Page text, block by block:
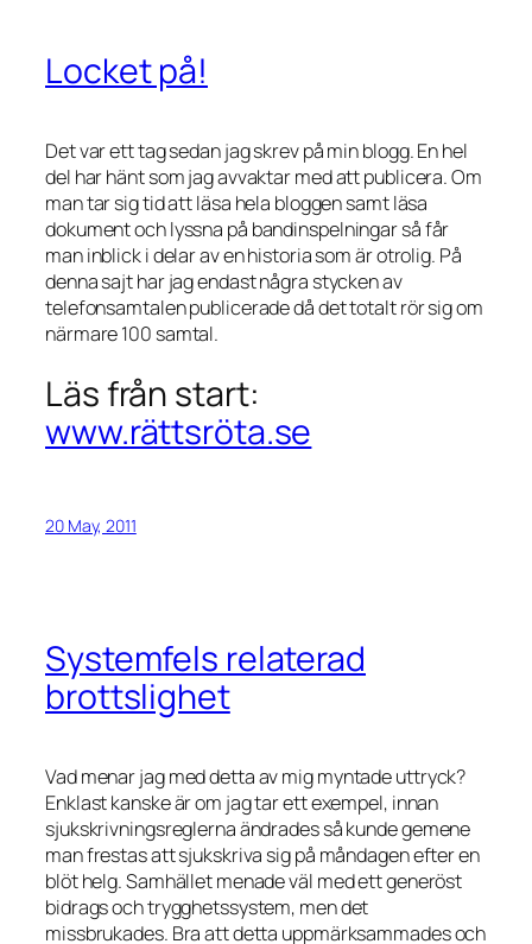
Locket på!
Det var ett tag sedan jag skrev på min blogg. En hel
del har hänt som jag avvaktar med att publicera. Om
man tar sig tid att läsa hela bloggen samt läsa
dokument och lyssna på bandinspelningar så får
man inblick i delar av en historia som är otrolig. På
denna sajt har jag endast några stycken av
telefonsamtalen publicerade då det totalt rör sig om
närmare 100 samtal.
Läs från start:
www.rättsröta.se
20 May, 2011
Systemfels relaterad
brottslighet
Vad menar jag med detta av mig myntade uttryck?
Enklast kanske är om jag tar ett exempel, innan
sjukskrivningsreglerna ändrades så kunde gemene
man frestas att sjukskriva sig på måndagen efter en
blöt helg. Samhället menade väl med ett generöst
bidrags och trygghetssystem, men det
missbrukades. Bra att detta uppmärksammades och